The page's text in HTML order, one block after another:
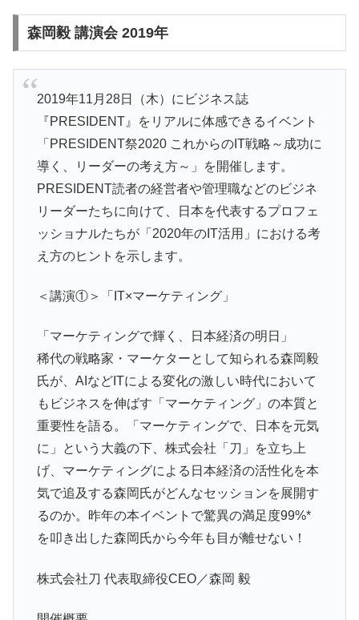
森岡毅 講演会 2019年
2019年11月28日（木）にビジネス誌
『PRESIDENT』をリアルに体感できるイベント
「PRESIDENT祭2020 これからのIT戦略～成功に
導く、リーダーの考え方～」を開催します。
PRESIDENT読者の経営者や管理職などのビジネ
リーダーたちに向けて、日本を代表するプロフェ
ッショナルたちが「2020年のIT活用」における考
え方のヒントを示します。
＜講演①＞「IT×マーケティング」
「マーケティングで輝く、日本経済の明日」
稀代の戦略家・マーケターとして知られる森岡毅
氏が、AIなどITによる変化の激しい時代において
もビジネスを伸ばす「マーケティング」の本質と
重要性を語る。「マーケティングで、日本を元気
に」という大義の下、株式会社「刀」を立ち上
げ、マーケティングによる日本経済の活性化を本
気で追及する森岡氏がどんなセッションを展開す
るのか。昨年の本イベントで驚異の満足度99%*
を叩き出した森岡氏から今年も目が離せない！
株式会社刀 代表取締役CEO／森岡 毅